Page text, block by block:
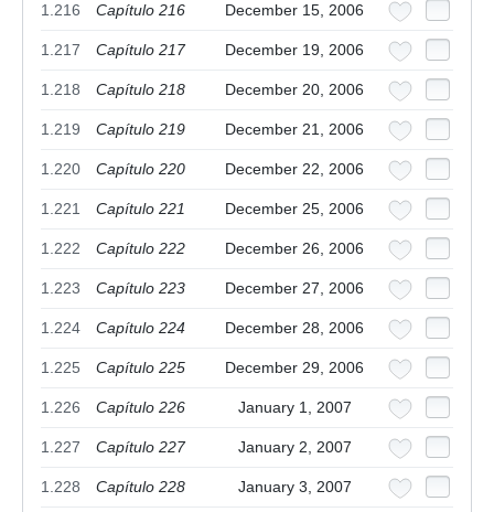
1.216 Capítulo 216 December 15, 2006
1.217 Capítulo 217 December 19, 2006
1.218 Capítulo 218 December 20, 2006
1.219 Capítulo 219 December 21, 2006
1.220 Capítulo 220 December 22, 2006
1.221 Capítulo 221 December 25, 2006
1.222 Capítulo 222 December 26, 2006
1.223 Capítulo 223 December 27, 2006
1.224 Capítulo 224 December 28, 2006
1.225 Capítulo 225 December 29, 2006
1.226 Capítulo 226 January 1, 2007
1.227 Capítulo 227 January 2, 2007
1.228 Capítulo 228 January 3, 2007